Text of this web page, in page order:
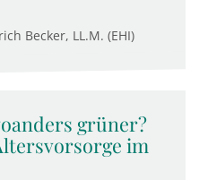
Becker, LL.M. (EHI)
grüner?
im